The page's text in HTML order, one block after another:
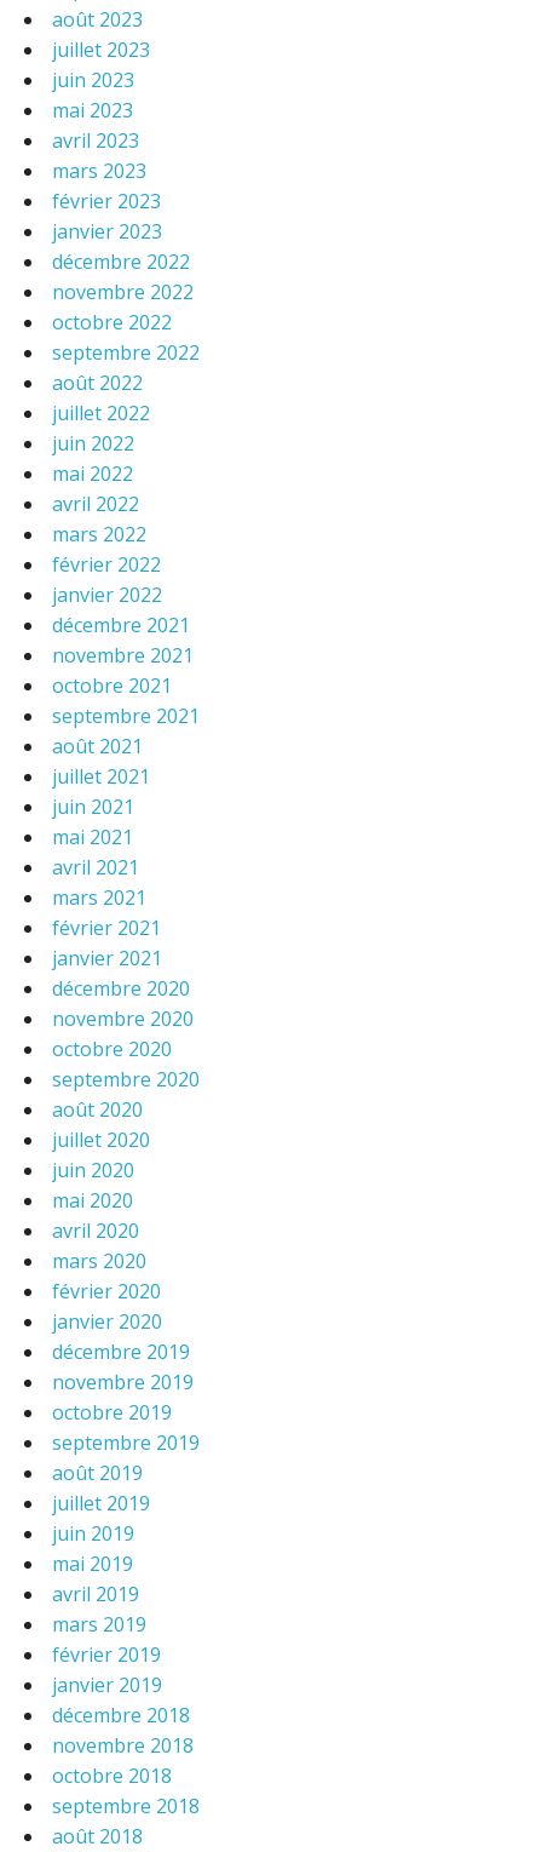
août 2023
juillet 2023
juin 2023
mai 2023
avril 2023
mars 2023
février 2023
janvier 2023
décembre 2022
novembre 2022
octobre 2022
septembre 2022
août 2022
juillet 2022
juin 2022
mai 2022
avril 2022
mars 2022
février 2022
janvier 2022
décembre 2021
novembre 2021
octobre 2021
septembre 2021
août 2021
juillet 2021
juin 2021
mai 2021
avril 2021
mars 2021
février 2021
janvier 2021
décembre 2020
novembre 2020
octobre 2020
septembre 2020
août 2020
juillet 2020
juin 2020
mai 2020
avril 2020
mars 2020
février 2020
janvier 2020
décembre 2019
novembre 2019
octobre 2019
septembre 2019
août 2019
juillet 2019
juin 2019
mai 2019
avril 2019
mars 2019
février 2019
janvier 2019
décembre 2018
novembre 2018
octobre 2018
septembre 2018
août 2018